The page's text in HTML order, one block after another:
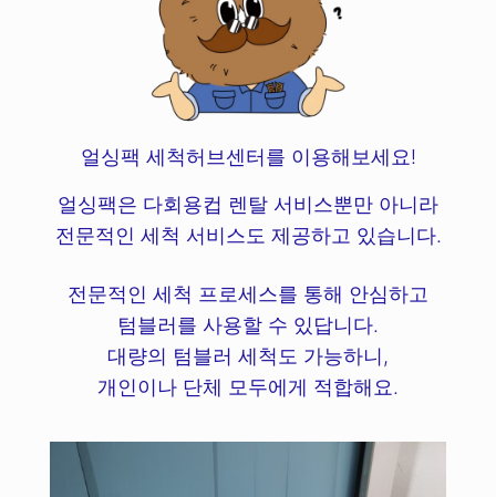
얼싱팩 세척허브센터를 이용해보세요!
얼싱팩은 다회용컵 렌탈 서비스뿐만 아니라
전문적인 세척 서비스도 제공하고 있습니다.
전문적인 세척 프로세스를 통해 안심하고
텀블러를 사용할 수 있답니다.
대량의 텀블러 세척도 가능하니,
개인이나 단체 모두에게 적합해요.